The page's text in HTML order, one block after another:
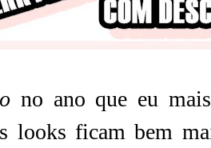
no ano que eu
looks ficam bem